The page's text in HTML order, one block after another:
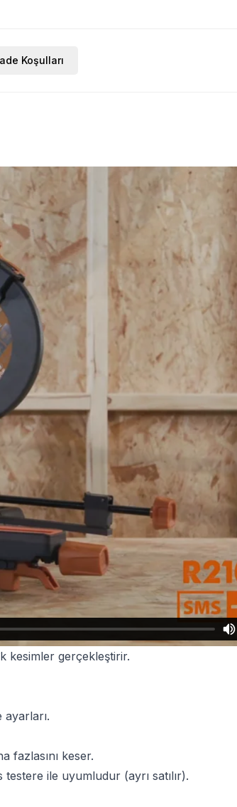
Koşulları
kesimler gerçekleştirir.
fazlasını keser.
ile uyumludur (ayrı satılır).